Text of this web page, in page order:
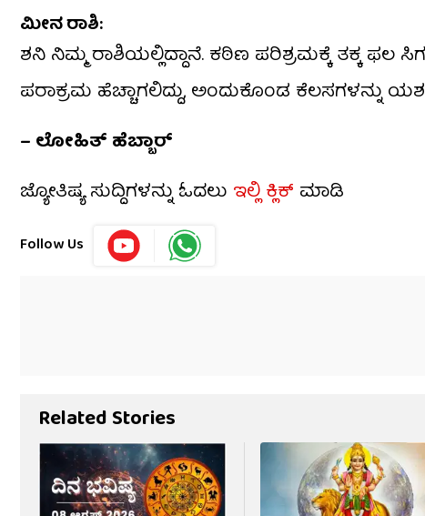
​ಮೀನ ರಾಶಿ:
ಶನಿ ನಿಮ್ಮ ರಾಶಿಯಲ್ಲಿದ್ದಾನೆ. ಕಠಿಣ ಪರಿಶ್ರಮಕ್ಕೆ ತಕ್ಕ
ಪರಾಕ್ರಮ ಹೆಚ್ಚಾಗಲಿದ್ದು, ಅಂದುಕೊಂಡ ಕೆಲಸಗಳನ್ನು
– ಲೋಹಿತ್ ಹೆಬ್ಬಾರ್
ಜ್ಯೋತಿಷ್ಯ ಸುದ್ದಿಗಳನ್ನು ಓದಲು ಇಲ್ಲಿ ಕ್ಲಿಕ್ ಮಾಡಿ
Follow Us
Related Stories